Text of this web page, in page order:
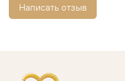
Написать отзыв